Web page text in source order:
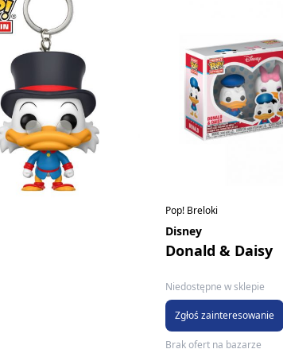
Pop! Breloki
Disney
Donald & Daisy
Niedostępne w sklepie
Zgłoś zainteresowanie
Brak ofert na bazarze